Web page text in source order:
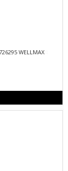
WELLMAX